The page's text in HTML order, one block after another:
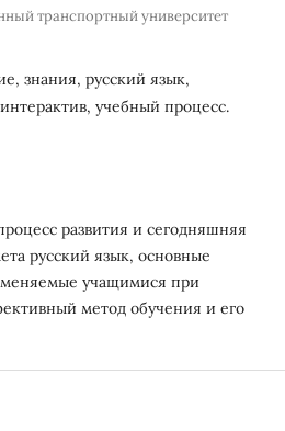
транспортный университет
знания, русский язык,
учебный процесс.
развития и сегодняшняя
русский язык, основные
учащимися при
метод обучения и его